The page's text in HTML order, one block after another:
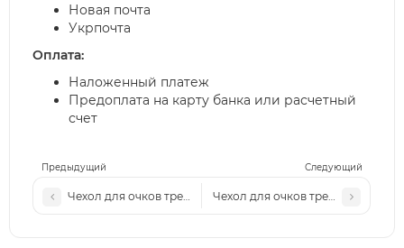
Предыдущий Следующий
Чехол для очков треугольникЧехол для очков треугольник
Новая почта
Укрпочта
Оплата:
Наложенный платеж
Предоплата на карту банка или расчетный
счет